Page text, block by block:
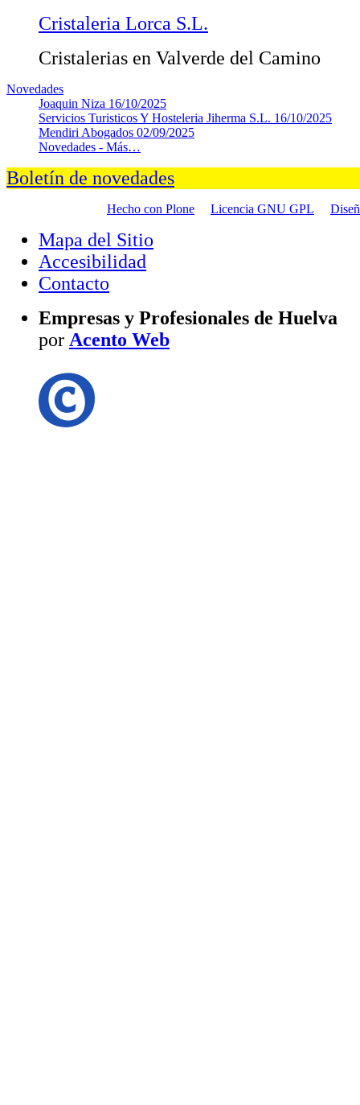
Cristaleria Lorca S.L.
Cristalerias en Valverde del Camino
Novedades
Joaquin Niza 16/10/2025
Servicios Turisticos Y Hosteleria Jiherma S.L. 16/10/2025
Mendiri Abogados 02/09/2025
Novedades - Más…
Boletín de novedades
Hecho con Plone Licencia GNU GPL
Mapa del Sitio
Accesibilidad
Contacto
Empresas y Profesionales de Huelva
por Acento Web